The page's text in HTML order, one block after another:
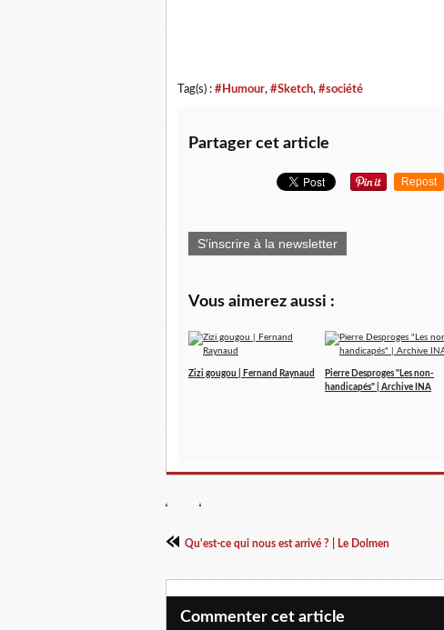
Tag(s) : #Humour, #Sketch, #société
Partager cet article
Repost
S'inscrire à la newsletter
Vous aimerez aussi :
Zizi gougou | Fernand Raynaud
Pierre Desproges "Les non-
handicapés" | Archive INA
Qu'est-ce qui nous est arrivé ? | Le Dolmen
Commenter cet article